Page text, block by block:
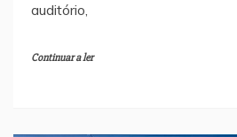
auditório,
Continuar a ler